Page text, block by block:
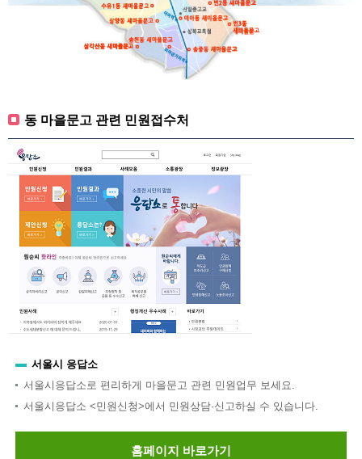
동 마을문고 관련 민원접수처
서울시 응답소
서울시응답소로 편리하게 마을문고 관련 민원업무 보세요.
서울시응답소 <민원신청>에서 민원상담·신고하실 수 있습니다.
홈페이지 바로가기